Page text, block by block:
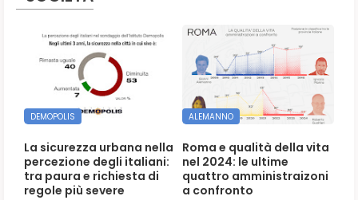
DEMOPOLIS
La sicurezza urbana nella
percezione degli italiani:
tra paura e richiesta di
regole più severe
ALEMANNO
Roma e qualità della vita
nel 2024: le ultime
quattro amministraizoni
a confronto